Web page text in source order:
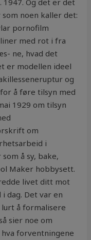
1947. Og det er det
noen kaller det:
pornofilm
med rot i fra
ne, hvad det
er modellen ideel
og
å føre tilsyn med
1929 om tilsyn
om
i
å sy, bake,
Maker hobbysett.
livet ditt mot
i dag. Det var en
å formalisere
sier noe om
forventningene